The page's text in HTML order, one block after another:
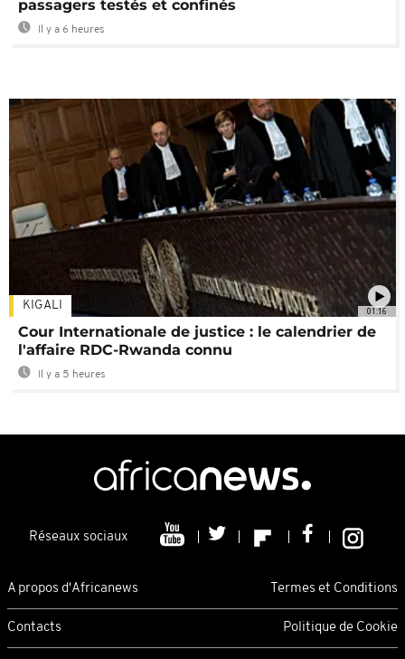
passagers testés et confinés
Il y a 6 heures
01:16
KIGALI
Cour Internationale de justice : le calendrier de
l'affaire RDC-Rwanda connu
Il y a 5 heures
Réseaux sociaux
A propos d'Africanews Termes et Conditions
Contacts Politique de Cookie